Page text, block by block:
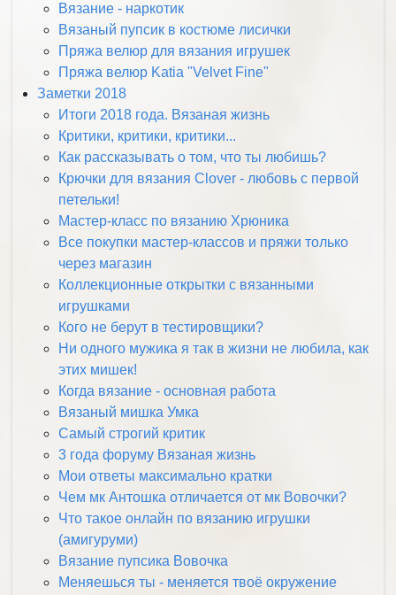
Вязание - наркотик
Вязаный пупсик в костюме лисички
Пряжа велюр для вязания игрушек
Пряжа велюр Katia "Velvet Fine"
Заметки 2018
Итоги 2018 года. Вязаная жизнь
Критики, критики, критики...
Как рассказывать о том, что ты любишь?
Крючки для вязания Clover - любовь с первой
петельки!
Мастер-класс по вязанию Хрюника
Все покупки мастер-классов и пряжи только
через магазин
Коллекционные открытки с вязанными
игрушками
Кого не берут в тестировщики?
Ни одного мужика я так в жизни не любила, как
этих мишек!
Когда вязание - основная работа
Вязаный мишка Умка
Самый строгий критик
3 года форуму Вязаная жизнь
Мои ответы максимально кратки
Чем мк Антошка отличается от мк Вовочки?
Что такое онлайн по вязанию игрушки
(амигуруми)
Вязание пупсика Вовочка
Меняешься ты - меняется твоё окружение